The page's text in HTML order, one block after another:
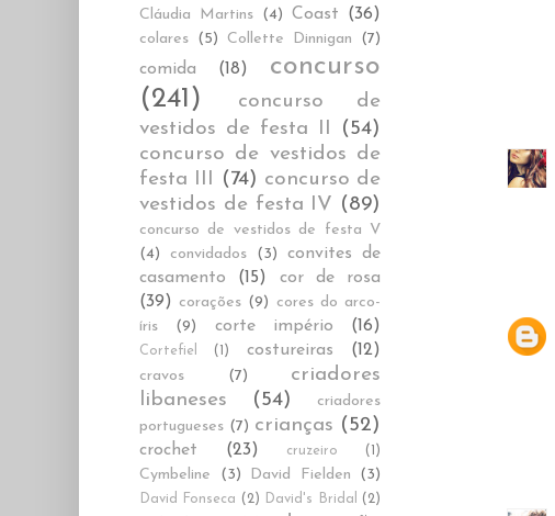
Cláudia Martins (4) Coast (36)
colares (5) Collette Dinnigan (7)
comida (18)
concurso
(241)
concurso de
vestidos de festa II
(54)
concurso de vestidos de
festa III
(74) concurso de
vestidos de festa IV (89)
concurso de vestidos de festa V
(4)
convidados (3)
convites de
casamento
(15)
cor de rosa
(39) corações (9) cores do arco-
íris
(9) corte império (16)
Cortefiel (1) costureiras (12)
cravos (7)
criadores
libaneses
(54)
criadores
portugueses (7) crianças (52)
crochet (23) cruzeiro (1)
Cymbeline (3) David Fielden (3)
David Fonseca (2) David's Bridal (2)